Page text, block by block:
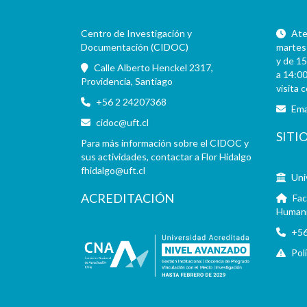
Centro de Investigación y
Documentación (CIDOC)
Calle Alberto Henckel 2317,
Providencia, Santiago
+56 2 24207368
cidoc@uft.cl
Para más información sobre el CIDOC y
sus actividades, contactar a Flor Hidalgo
fhidalgo@uft.cl
ACREDITACIÓN
y de
a
visita